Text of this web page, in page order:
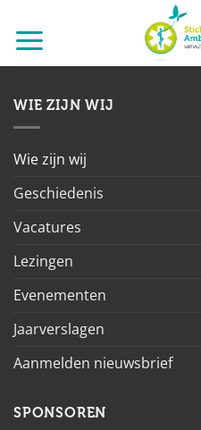
naar
inhoud
WIE ZIJN WIJ
Wie zijn wij
Geschiedenis
Vacatures
Lezingen
Evenementen
Jaarverslagen
Aanmelden nieuwsbrief
SPONSOREN